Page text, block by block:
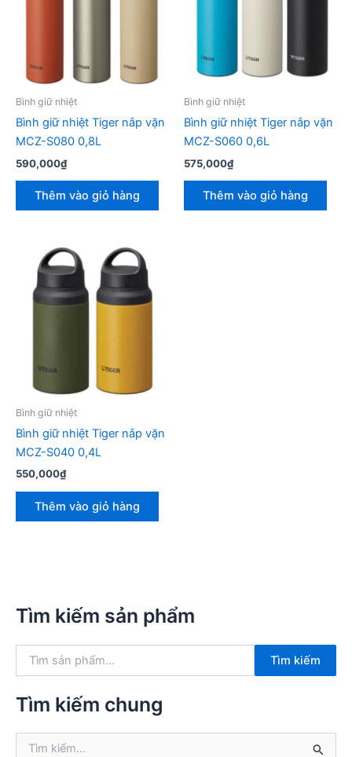
Bình giữ nhiệt
Bình giữ nhiệt Tiger nắp vặn
MCZ-S080 0,8L
590,000₫
Thêm vào giỏ hàng
Bình giữ nhiệt
Bình giữ nhiệt Tiger nắp vặn
MCZ-S060 0,6L
575,000₫
Thêm vào giỏ hàng
Bình giữ nhiệt
Bình giữ nhiệt Tiger nắp vặn
MCZ-S040 0,4L
550,000₫
Thêm vào giỏ hàng
Tìm kiếm sản phẩm
k
ế
Tìm kiếm
Tìm kiếm chung